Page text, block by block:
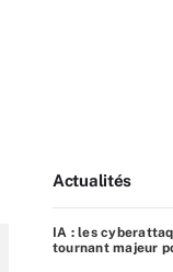
Actualités
IA : les
tournant majeur